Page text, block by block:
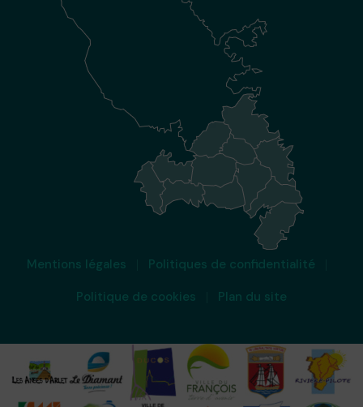
Mentions légales
Politiques de confidentialité
Politique de cookies
Plan du site